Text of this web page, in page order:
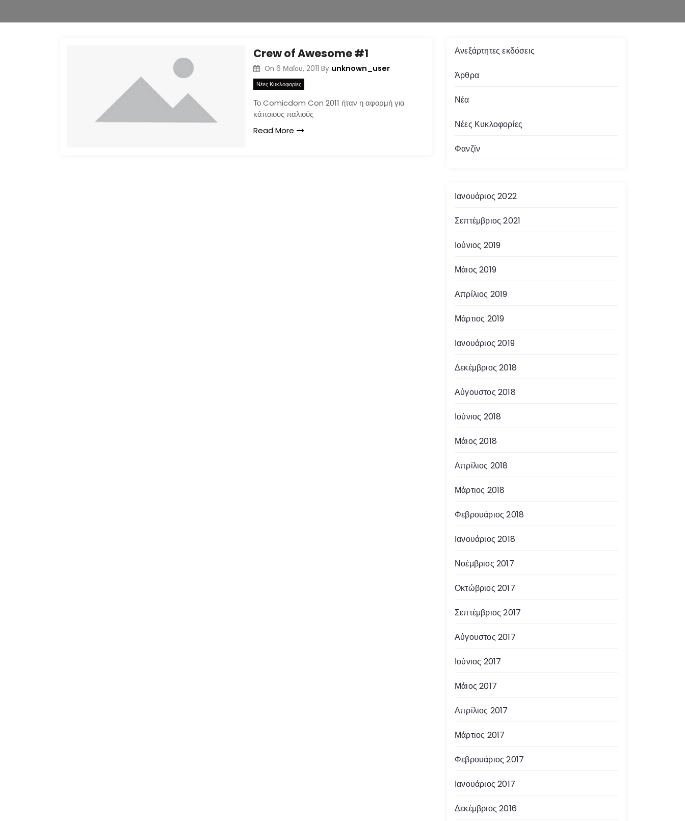
Crew of Awesome #1
On 6 Μαΐου, 2011 By unknown_user
Νέες Κυκλοφορίες
Το Comicdom Con 2011 ήταν η αφορμή για
κάποιους παλιούς
Read More
Ανεξάρτητες εκδόσεις
Άρθρα
Νέα
Νέες Κυκλοφορίες
Φανζίν
Ιανουάριος 2022
Σεπτέμβριος 2021
Ιούνιος 2019
Μάιος 2019
Απρίλιος 2019
Μάρτιος 2019
Ιανουάριος 2019
Δεκέμβριος 2018
Αύγουστος 2018
Ιούνιος 2018
Μάιος 2018
Απρίλιος 2018
Μάρτιος 2018
Φεβρουάριος 2018
Ιανουάριος 2018
Νοέμβριος 2017
Οκτώβριος 2017
Σεπτέμβριος 2017
Αύγουστος 2017
Ιούνιος 2017
Μάιος 2017
Απρίλιος 2017
Μάρτιος 2017
Φεβρουάριος 2017
Ιανουάριος 2017
Δεκέμβριος 2016